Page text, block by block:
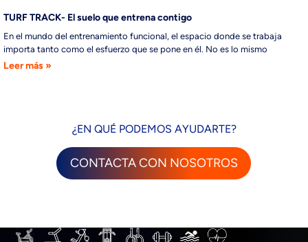
TURF TRACK- El suelo que entrena contigo
En el mundo del entrenamiento funcional, el espacio donde se trabaja
importa tanto como el esfuerzo que se pone en él. No es lo mismo
Leer más »
¿EN QUÉ PODEMOS AYUDARTE?
CONTACTA CON NOSOTROS